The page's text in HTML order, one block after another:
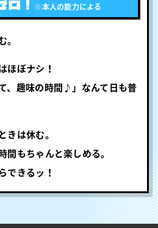
ロ！ ※本人の能力による
ほぼナシ！
、趣味の時間♪」なんて日も普
きは休む。
間もちゃんと楽しめる。
できるッ！